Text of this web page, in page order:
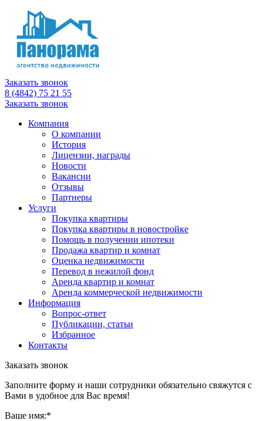
Заказать звонок
8 (4842) 75 21 55
Заказать звонок
Компания
О компании
История
Лицензии, награды
Новости
Вакансии
Отзывы
Партнеры
Услуги
Покупка квартиры
Покупка квартиры в новостройке
Помощь в получении ипотеки
Продажа квартир и комнат
Оценка недвижимости
Перевод в нежилой фонд
Аренда квартир и комнат
Аренда коммерческой недвижимости
Информация
Вопрос-ответ
Публикации, статьи
Избранное
Контакты
Заказать звонок
Заполните форму и наши сотрудники обязательно свяжутся с
Вами в удобное для Вас время!
Ваше имя:*